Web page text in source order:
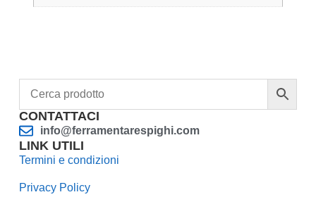
CONTATTACI
info@ferramentarespighi.com
LINK UTILI
Termini e condizioni
Privacy Policy